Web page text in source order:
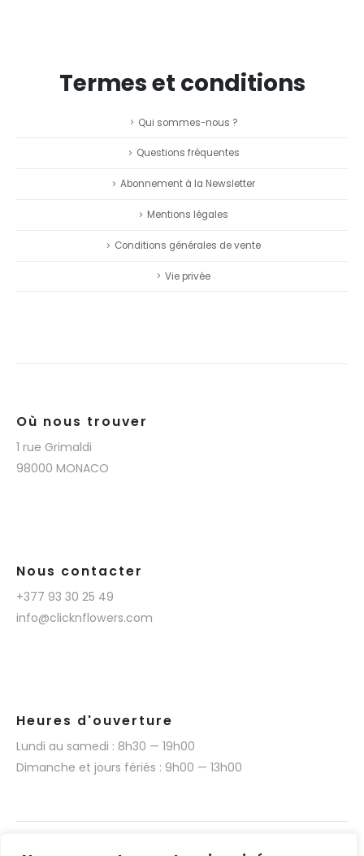
Termes et conditions
Qui sommes-nous ?
Questions fréquentes
Abonnement à la Newsletter
Mentions légales
Conditions générales de vente
Vie privée
Où nous trouver
1 rue Grimaldi
98000 MONACO
Nous contacter
+377 93 30 25 49
info@clicknflowers.com
Heures d'ouverture
Lundi au samedi : 8h30 — 19h00
Dimanche et jours fériés : 9h00 — 13h00